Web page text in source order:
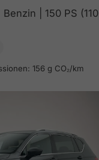
| 150 PS (110
156 g CO₂/km